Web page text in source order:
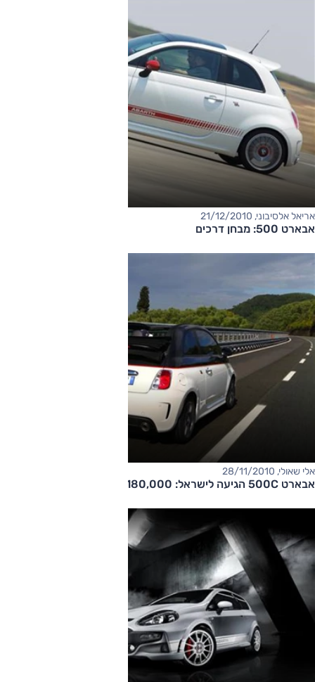
אריאל אלסיבוני, 21/12/2010
אבארט 500: מבחן דרכים
אלי שאולי, 28/11/2010
אבארט 500C הגיעה לישראל: 180,000 שקל